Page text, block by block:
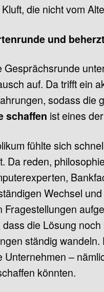
die nicht vom
und
Gesprächsrunde
auf. Da trifft ein
sodass die
schaffen ist eines
fühlte sich
Da reden,
Wechsel
Fragestellungen
die Lösung
ständig
Unternehmen –
könnten.